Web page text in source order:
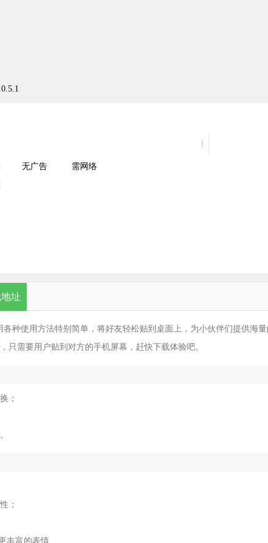
贴贴霸占他的屏幕
无广告
需网络
址
种使用方法特别简单，将好友轻松贴到桌面上，为小伙伴们提供海量
需要用户贴到对方的手机屏幕，赶快下载体验吧。
；
；
丰富的表情